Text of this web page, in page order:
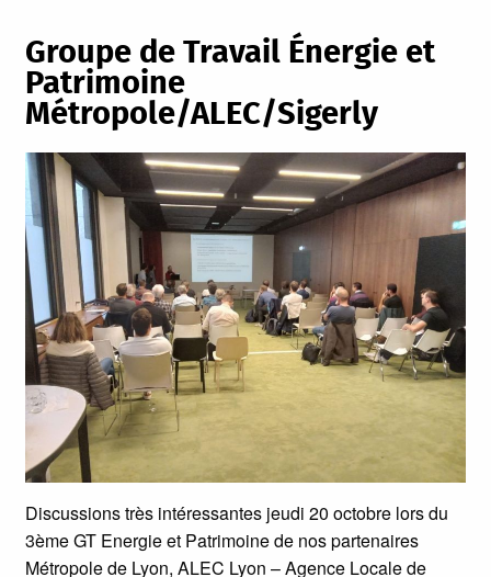
Groupe de Travail Énergie et
Patrimoine
Métropole/ALEC/Sigerly
Discussions très intéressantes jeudi 20 octobre lors du
3ème GT Energie et Patrimoine de nos partenaires
Métropole de Lyon, ALEC Lyon – Agence Locale de